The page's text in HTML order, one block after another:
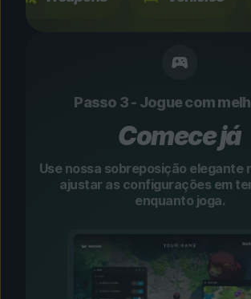
Passo 3 - Jogue com
Comece já
Use nossa sobreposição elegante
ajustar as configurações em
enquanto joga.